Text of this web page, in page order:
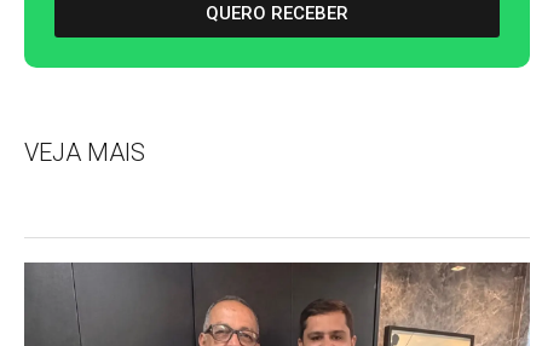
QUERO RECEBER
VEJA MAIS